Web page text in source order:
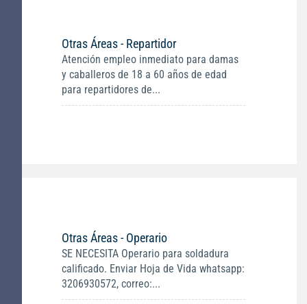
Otras Áreas - Repartidor
Atención empleo inmediato para damas
y caballeros de 18 a 60 años de edad
para repartidores de...
Otras Áreas - Operario
SE NECESITA Operario para soldadura
calificado. Enviar Hoja de Vida whatsapp:
3206930572, correo:...